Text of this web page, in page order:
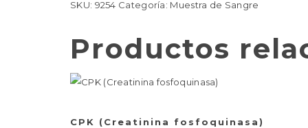
SKU: 9254 Categoría: Muestra de Sangre
Productos
CPK (Creatinina fosfoquinasa)